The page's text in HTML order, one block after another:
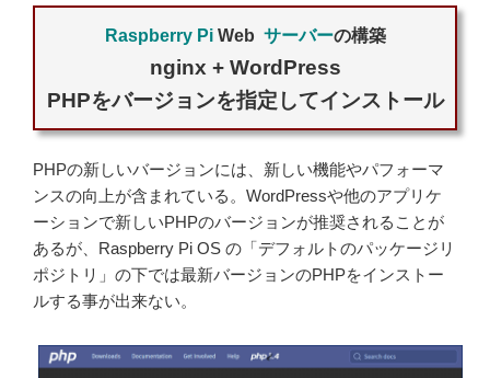
Raspberry PiWeb サーバーの構築
nginx + WordPress
PHPをバージョンを指定してインストール
PHPの新しいバージョンには、新しい機能やパフォーマ
ンスの向上が含まれている。WordPressや他のアプリケ
ーションで新しいPHPのバージョンが推奨されることが
あるが、Raspberry Pi OS の「デフォルトのパッケージリ
ポジトリ」の下では最新バージョンのPHPをインストー
ルする事が出来ない。